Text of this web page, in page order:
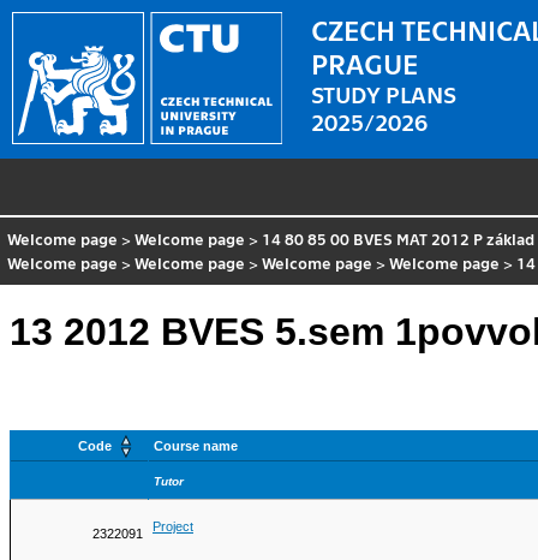
CZECH
PRAGUE
STUDY PLANS
2025/2026
Welcome page >Welcome page > 14 80 85 00 BVES MAT 2012 P základ
Welcome page >Welcome page >Welcome page >Welcome page > 14
13 2012 BVES 5.sem
Code Course name
Tutor
2322091 Project